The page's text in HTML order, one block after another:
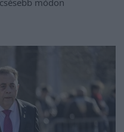
módon